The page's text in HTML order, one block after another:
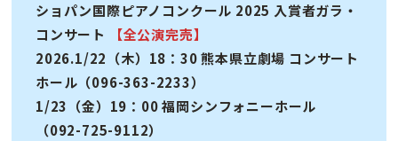
ショパン国際ピアノコンクール 2025 入賞者ガラ・
コンサート
【全公演完売】
2026.1/22（木）18：30 熊本県立劇場 コンサート
ホール（096-363-2233）
1/23（金）19：00 福岡シンフォニーホール
（092-725-9112）